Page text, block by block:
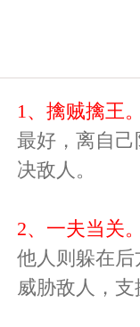
1、擒贼擒王
最好，离自
决敌人。
2、一夫当关
他人则躲在
威胁敌人，